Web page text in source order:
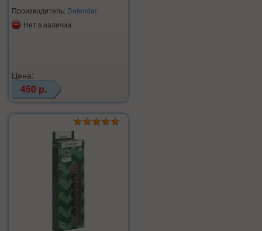
Производитель: Defender
Нет в наличии
Цена:
450 р.